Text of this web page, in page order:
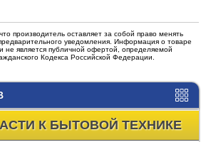
К БЫТОВОЙ ТЕХНИКЕ
производитель оставляет за собой право менять
уведомления. Информация о товаре
не является публичной офертой, определяемой
Кодекса Российской Федерации.